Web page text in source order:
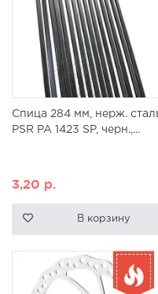
Спица 284 мм, нерж.
PSR PA 1423 SP, черн.,...
3,20 р.
В корзину